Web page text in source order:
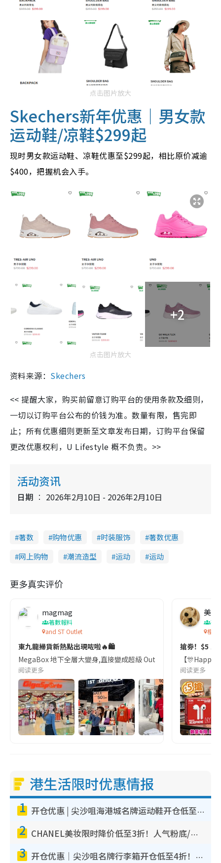
点击图片放大
Skechers新年优惠 ｜男女款
运动鞋/凉鞋$299起
现时男女款运动鞋、凉鞋优惠至$299起，相比原价减逾
$400，把握机会入手。
+2
点击图片放大
资料来源： Skechers
<< 提醒大家，购买前留意订购平台的使用条款及细则，
一切以订购平台公布的价钱为准。数量有限，售完即
止；所有优惠细则更新至文章发布日期，订购平台保留
更改优惠权利，U Lifestyle 概不负责。>>
活动资讯
日期 2026年2月10日 - 2026年2月10日
著数 购物优惠 时装服饰
著数优惠
网上购物
潮流造型 运动 运动
更多真实评价
magmag
著數報料
and ST Outlet
東九龍掃貨新熱點出現咗啦🔥🛍️
MegaBox 地下全層大變身,直接變成超級 Outlet 集中地!過百個
阅读更多
美食
著
櫻花
搶劵！$5 🎶
【
阅读更多
港生活限时优惠情报
1 开仓优惠 | 尖沙咀海港城名牌运动鞋开仓低至1折！On鞋$899起/Joy&Peace鞋履$98起
2 CHANEL美妆限时降价低至3折！人气粉底/唇膏/精华液低至$275！COCO香水都有平
3 开仓优惠｜尖沙咀名牌行李箱开仓低至4折！一连5日 American Tourister/ace./Hallmark $200起